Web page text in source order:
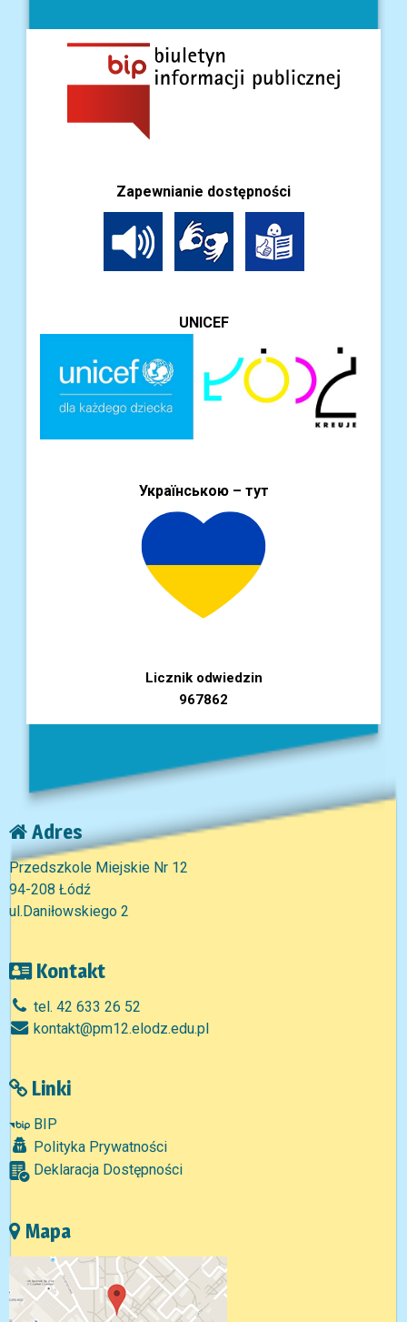
Zapewnianie dostępności
UNICEF
Українською – тут
Licznik odwiedzin
967862
Adres
Przedszkole Miejskie Nr 12
94-208 Łódź
ul.Daniłowskiego 2
Kontakt
tel. 42 633 26 52
kontakt@pm12.elodz.edu.pl
Linki
BIP
Polityka Prywatności
Deklaracja Dostępności
Mapa